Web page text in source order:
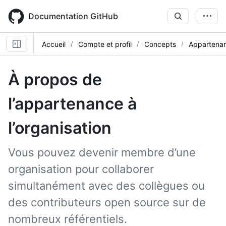
main
content
Documentation GitHub
Accueil Compte et profil Concepts
À propos de
l’appartenance à
l’organisation
Vous pouvez devenir membre d’une
organisation pour collaborer
simultanément avec des collègues ou
des contributeurs open source sur de
nombreux référentiels.